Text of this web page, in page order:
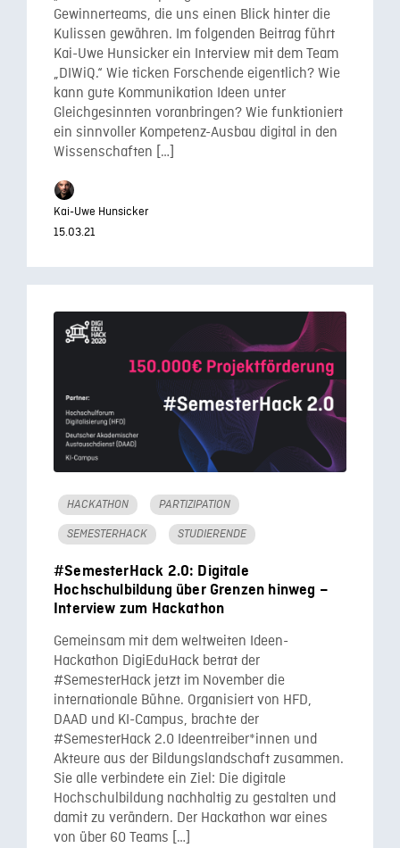
Gewinnerteams, die uns einen Blick hinter die
Kulissen gewähren. Im folgenden Beitrag führt
Kai-Uwe Hunsicker ein Interview mit dem Team
„DIWiQ.“ Wie ticken Forschende eigentlich? Wie
kann gute Kommunikation Ideen unter
Gleichgesinnten voranbringen? Wie funktioniert
ein sinnvoller Kompetenz-Ausbau digital in den
Wissenschaften […]
Kai-Uwe Hunsicker
15.03.21
HACKATHON PARTIZIPATION
SEMESTERHACK STUDIERENDE
#SemesterHack 2.0: Digitale
Hochschulbildung über Grenzen hinweg –
Interview zum Hackathon
Gemeinsam mit dem weltweiten Ideen-
Hackathon DigiEduHack betrat der
#SemesterHack jetzt im November die
internationale Bühne. Organisiert von HFD,
DAAD und KI-Campus, brachte der
#SemesterHack 2.0 Ideentreiber*innen und
Akteure aus der Bildungslandschaft zusammen.
Sie alle verbindete ein Ziel: Die digitale
Hochschulbildung nachhaltig zu gestalten und
damit zu verändern. Der Hackathon war eines
von über 60 Teams […]